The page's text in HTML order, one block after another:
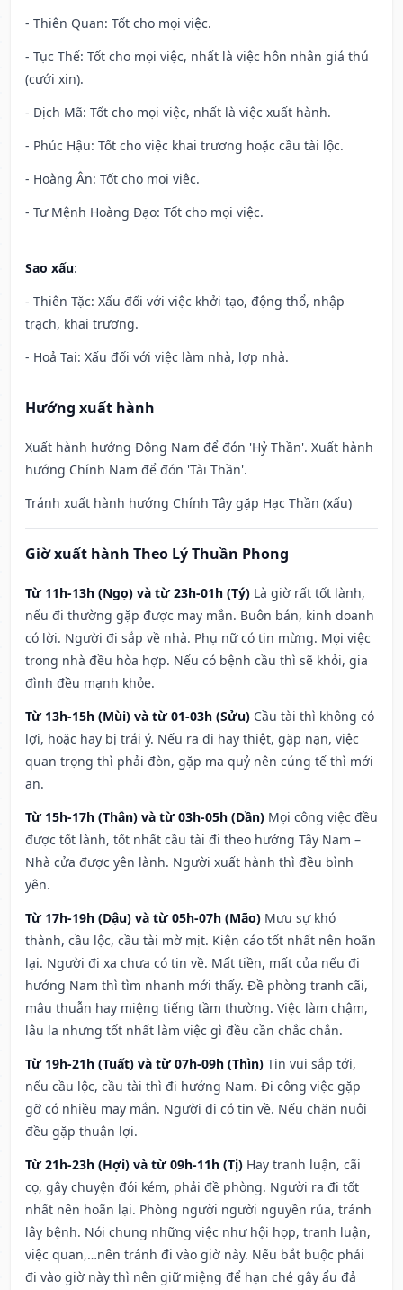
- Thiên Quan: Tốt cho mọi việc.
- Tục Thế: Tốt cho mọi việc, nhất là việc hôn nhân giá thú
(cưới xin).
- Dịch Mã: Tốt cho mọi việc, nhất là việc xuất hành.
- Phúc Hậu: Tốt cho việc khai trương hoặc cầu tài lộc.
- Hoàng Ân: Tốt cho mọi việc.
- Tư Mệnh Hoàng Đạo: Tốt cho mọi việc.
Sao xấu:
- Thiên Tặc: Xấu đối với việc khởi tạo, động thổ, nhập
trạch, khai trương.
- Hoả Tai: Xấu đối với việc làm nhà, lợp nhà.
Hướng xuất hành
Xuất hành hướng Đông Nam để đón 'Hỷ Thần'. Xuất hành
hướng Chính Nam để đón 'Tài Thần'.
Tránh xuất hành hướng Chính Tây gặp Hạc Thần (xấu)
Giờ xuất hành Theo Lý Thuần Phong
Từ 11h-13h (Ngọ) và từ 23h-01h (Tý) Là giờ rất tốt lành,
nếu đi thường gặp được may mắn. Buôn bán, kinh doanh
có lời. Người đi sắp về nhà. Phụ nữ có tin mừng. Mọi việc
trong nhà đều hòa hợp. Nếu có bệnh cầu thì sẽ khỏi, gia
đình đều mạnh khỏe.
Từ 13h-15h (Mùi) và từ 01-03h (Sửu) Cầu tài thì không có
lợi, hoặc hay bị trái ý. Nếu ra đi hay thiệt, gặp nạn, việc
quan trọng thì phải đòn, gặp ma quỷ nên cúng tế thì mới
an.
Từ 15h-17h (Thân) và từ 03h-05h (Dần) Mọi công việc đều
được tốt lành, tốt nhất cầu tài đi theo hướng Tây Nam –
Nhà cửa được yên lành. Người xuất hành thì đều bình
yên.
Từ 17h-19h (Dậu) và từ 05h-07h (Mão) Mưu sự khó
thành, cầu lộc, cầu tài mờ mịt. Kiện cáo tốt nhất nên hoãn
lại. Người đi xa chưa có tin về. Mất tiền, mất của nếu đi
hướng Nam thì tìm nhanh mới thấy. Đề phòng tranh cãi,
mâu thuẫn hay miệng tiếng tầm thường. Việc làm chậm,
lâu la nhưng tốt nhất làm việc gì đều cần chắc chắn.
Từ 19h-21h (Tuất) và từ 07h-09h (Thìn) Tin vui sắp tới,
nếu cầu lộc, cầu tài thì đi hướng Nam. Đi công việc gặp
gỡ có nhiều may mắn. Người đi có tin về. Nếu chăn nuôi
đều gặp thuận lợi.
Từ 21h-23h (Hợi) và từ 09h-11h (Tị) Hay tranh luận, cãi
cọ, gây chuyện đói kém, phải đề phòng. Người ra đi tốt
nhất nên hoãn lại. Phòng người người nguyền rủa, tránh
lây bệnh. Nói chung những việc như hội họp, tranh luận,
việc quan,…nên tránh đi vào giờ này. Nếu bắt buộc phải
đi vào giờ này thì nên giữ miệng để hạn ché gây ẩu đả